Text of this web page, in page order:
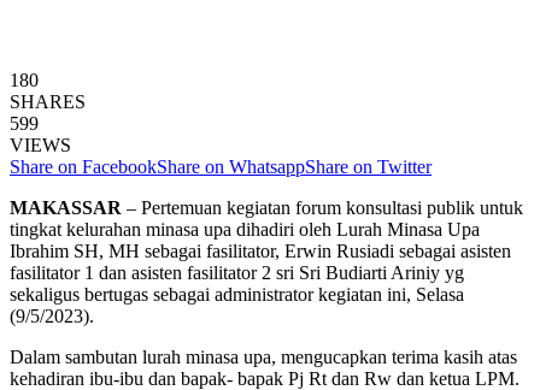
180
SHARES
599
VIEWS
Share on FacebookShare on WhatsappShare on Twitter
MAKASSAR – Pertemuan kegiatan forum konsultasi publik untuk
tingkat kelurahan minasa upa dihadiri oleh Lurah Minasa Upa
Ibrahim SH, MH sebagai fasilitator, Erwin Rusiadi sebagai asisten
fasilitator 1 dan asisten fasilitator 2 sri Sri Budiarti Ariniy yg
sekaligus bertugas sebagai administrator kegiatan ini, Selasa
(9/5/2023).
Dalam sambutan lurah minasa upa, mengucapkan terima kasih atas
kehadiran ibu-ibu dan bapak- bapak Pj Rt dan Rw dan ketua LPM.